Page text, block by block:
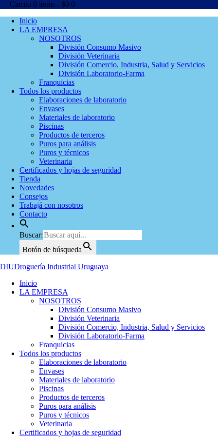
Carrito 0 items - $0 0
Inicio
LA EMPRESA
NOSOTROS
División Consumo Masivo
División Veterinaria
División Comercio, Industria, Salud y Servicios
División Laboratorio-Farma
Franquicias
Todos los productos
Elaboraciones de laboratorio
Envases
Materiales de laboratorio
Piscinas
Productos de terceros
Puros para análisis
Puros y técnicos
Veterinaria
Certificados y hojas de seguridad
Tienda
Novedades
Consejos
Trabajá con nosotros
Contacto
Buscar:
Botón de búsqueda
DIUDroguería Industrial Uruguaya
Inicio
LA EMPRESA
NOSOTROS
División Consumo Masivo
División Veterinaria
División Comercio, Industria, Salud y Servicios
División Laboratorio-Farma
Franquicias
Todos los productos
Elaboraciones de laboratorio
Envases
Materiales de laboratorio
Piscinas
Productos de terceros
Puros para análisis
Puros y técnicos
Veterinaria
Certificados y hojas de seguridad